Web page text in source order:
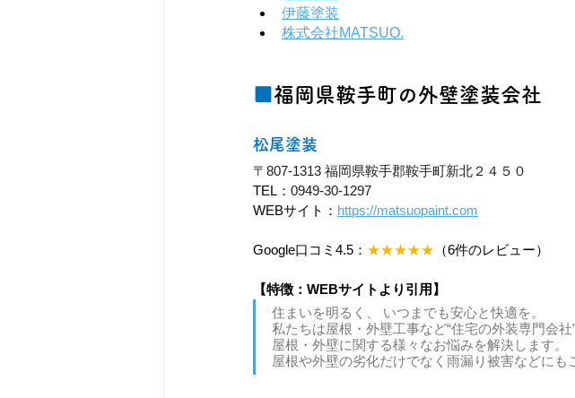
伊藤塗装
株式会社MATSUO.
福岡県鞍手町の外壁塗装会社
松尾塗装
〒807-1313 福岡県鞍手郡鞍手町新北２４５０
TEL： 0949-30-1297
WEBサイト： https://matsuopaint.com
Google口コミ4.5： ★★★★★ （6件のレビュー）
【特徴：WEBサイトより引用】
住まいを明るく、 いつまでも安心と快適を。
私たちは屋根・外壁工事など“住宅の外装専門会社
屋根・外壁に関する様々なお悩みを解決します。
屋根や外壁の劣化だけでなく雨漏り被害などにも